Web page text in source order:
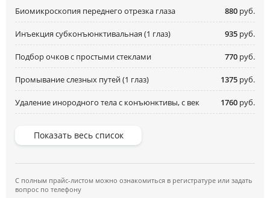
Биомикроскопия переднего отрезка глаза 880 руб.
Инъекция субконъюнктивальная (1 глаз) 935 руб.
Подбор очков с простыми стеклами 770 руб.
Промывание слезных путей (1 глаз) 1375 руб.
Удаление инородного тела с конъюнктивы, с век 1760 руб.
Показать весь список
С полным прайс-листом можно ознакомиться в регистратуре или задать
вопрос по телефону